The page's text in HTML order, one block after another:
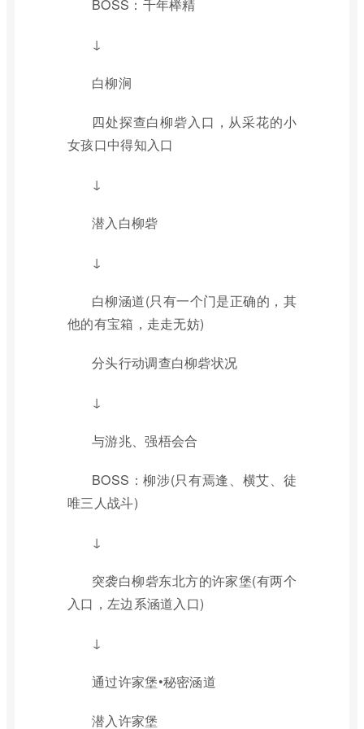
BOSS：千年榉精
↓
白柳涧
四处探查白柳砦入口，从采花的小
女孩口中得知入口
↓
潜入白柳砦
↓
白柳涵道(只有一个门是正确的，其
他的有宝箱，走走无妨)
分头行动调查白柳砦状况
↓
与游兆、强梧会合
BOSS：柳涉(只有焉逢、横艾、徒
唯三人战斗)
↓
突袭白柳砦东北方的许家堡(有两个
入口，左边系涵道入口)
↓
通过许家堡•秘密涵道
潜入许家堡